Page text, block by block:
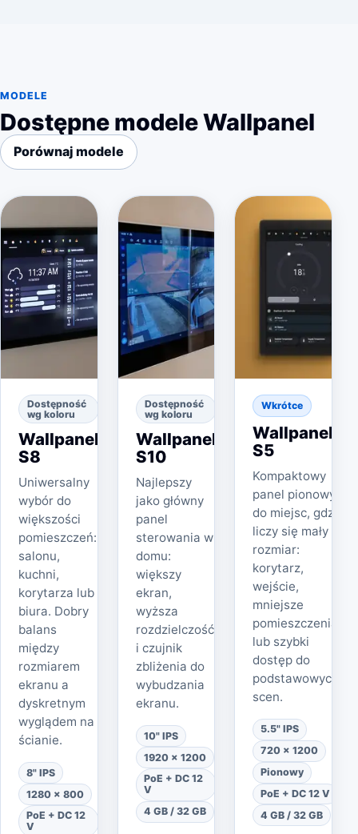
MODELE
Dostępne modele Wallpanel
Porównaj modele
Dostępność
wg koloru
Wallpanel
S8
Uniwersalny
wybór do
większości
pomieszczeń:
salonu,
kuchni,
korytarza lub
biura. Dobry
balans
między
rozmiarem
ekranu a
dyskretnym
wyglądem na
ścianie.
8" IPS
1280 × 800
PoE + DC 12
V
Dostępność
wg koloru
Wallpanel
S10
Najlepszy
jako główny
panel
sterowania w
domu:
większy
ekran,
wyższa
rozdzielczość
i czujnik
zbliżenia do
wybudzania
ekranu.
10" IPS
1920 × 1200
PoE + DC 12
V
4 GB / 32 GB
Wkrótce
Wallpanel
S5
Kompaktowy
panel pionowy
do miejsc, gdzie
liczy się mały
rozmiar:
korytarz,
wejście,
mniejsze
pomieszczenia
lub szybki
dostęp do
podstawowych
scen.
5.5" IPS
720 × 1200
Pionowy
PoE + DC 12 V
4 GB / 32 GB